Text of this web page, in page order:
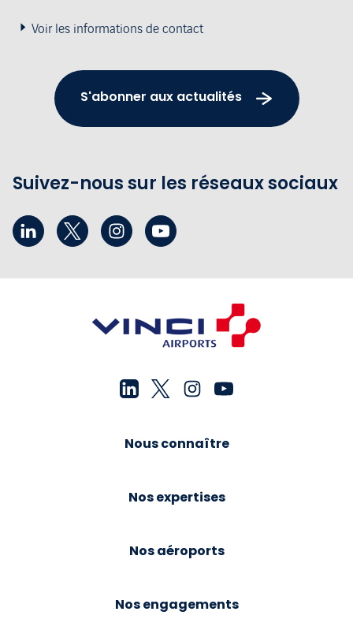
Voir les informations de contact
S'abonner aux actualités
Suivez-nous sur les réseaux sociaux
Nous connaître
Nos expertises
Nos aéroports
Nos engagements